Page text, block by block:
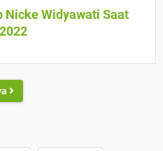
Nicke Widyawati Saat